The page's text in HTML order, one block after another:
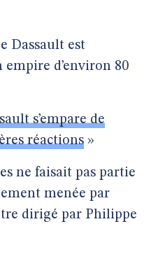
Dassault est
empire d’environ 80
s’empare de
réactions »
ne faisait pas partie
menée par
dirigé par Philippe